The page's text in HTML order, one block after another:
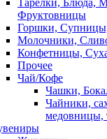
Тарелки, Блюда,
Фруктовницы
Горшки,
Молочники,
Конфетницы,
Прочее
Чай/Кофе
Чашки,
Чайники,
медовницы,